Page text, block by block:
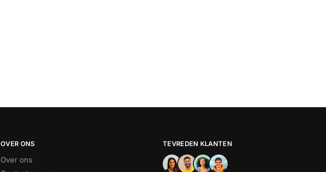
OVER ONS
Over ons
TEVREDEN KLANTEN